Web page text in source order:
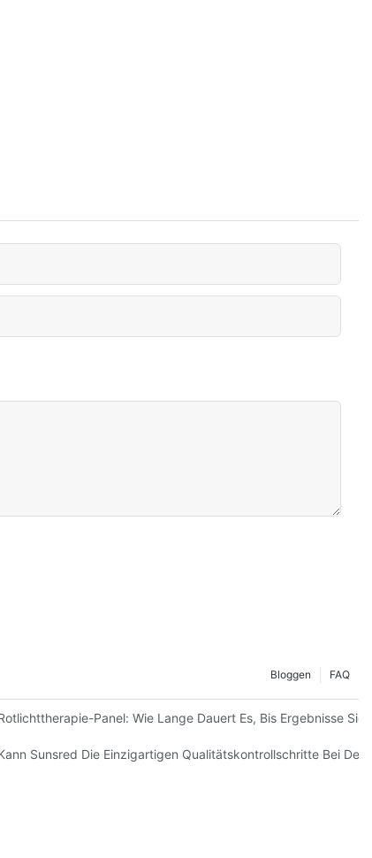
FAQ
Bloggen
Panel: Wie Lange Dauert Es, Bis Ergebnisse
Und Umtausch?
LED-Lichttherapiepaneele Erläutern?
Sunsred Die Einzigartigen Qualitätskontrollschritte Bei